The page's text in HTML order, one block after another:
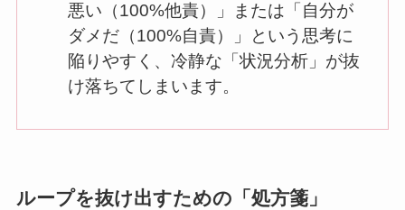
悪い（100%他責）」または「自分が
ダメだ（100%自責）」という思考に
陥りやすく、冷静な「状況分析」が抜
け落ちてしまいます。
ループを抜け出すための「処方箋」